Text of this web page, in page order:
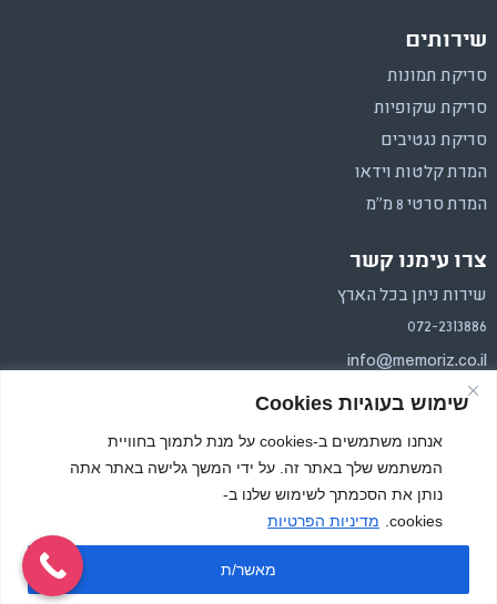
שימוש בעוגיות Cookies
אנחנו משתמשים ב-cookies על מנת לתמוך בחוויית
המשתמש שלך באתר זה. על ידי המשך גלישה באתר אתה
נותן את הסכמתך לשימוש שלנו ב-
cookies.
מדיניות הפרטיות
מאשר/ת
שירותים
סריקת תמונות
סריקת שקופיות
סריקת נגטיבים
המרת קלטות וידאו
המרת סרטי 8 מ"מ
צרו עימנו קשר
שירות ניתן בכל הארץ
072-2313886
info@memoriz.co.il
איסוף והחזרה בכל הארץ.
משלוחים בפריסה ארצית
Website by RadiclFox